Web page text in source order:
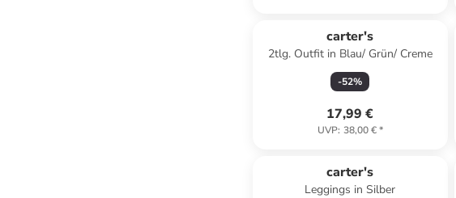
carter's
2tlg. Outfit in Blau/ Grün/ Creme
-52%
17,99 €
UVP: 38,00 €*
carter's
Leggings in Silber